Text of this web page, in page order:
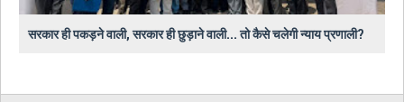
सरकार ही पकड़ने वाली, सरकार ही छुड़ाने वाली... तो कैसे चलेगी न्याय प्रणाली?